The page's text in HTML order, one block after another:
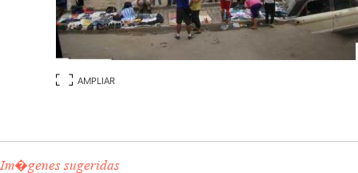
AMPLIAR
Im�genes sugeridas